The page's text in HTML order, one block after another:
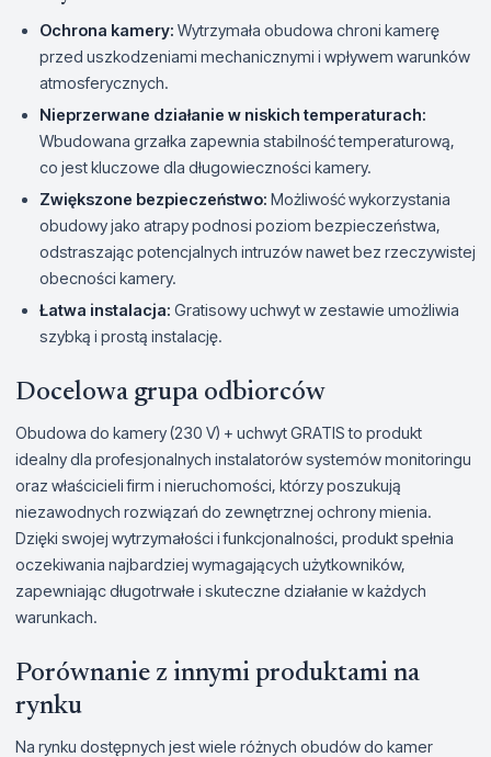
Ochrona kamery: Wytrzymała obudowa chroni kamerę
przed uszkodzeniami mechanicznymi i wpływem warunków
atmosferycznych.
Nieprzerwane działanie w niskich temperaturach:
Wbudowana grzałka zapewnia stabilność temperaturową,
co jest kluczowe dla długowieczności kamery.
Zwiększone bezpieczeństwo: Możliwość wykorzystania
obudowy jako atrapy podnosi poziom bezpieczeństwa,
odstraszając potencjalnych intruzów nawet bez rzeczywistej
obecności kamery.
Łatwa instalacja: Gratisowy uchwyt w zestawie umożliwia
szybką i prostą instalację.
Docelowa grupa odbiorców
Obudowa do kamery (230 V) + uchwyt GRATIS to produkt
idealny dla profesjonalnych instalatorów systemów monitoringu
oraz właścicieli firm i nieruchomości, którzy poszukują
niezawodnych rozwiązań do zewnętrznej ochrony mienia.
Dzięki swojej wytrzymałości i funkcjonalności, produkt spełnia
oczekiwania najbardziej wymagających użytkowników,
zapewniając długotrwałe i skuteczne działanie w każdych
warunkach.
Porównanie z innymi produktami na
rynku
Na rynku dostępnych jest wiele różnych obudów do kamer